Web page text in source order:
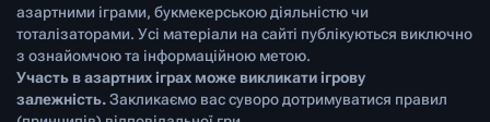
азартними іграми, букмекерською діяльністю чи
тоталізаторами. Усі матеріали на сайті публікуються виключно
з ознайомчою та інформаційною метою.
Участь в азартних іграх може викликати ігрову
залежність.Закликаємо вас суворо дотримуватися правил